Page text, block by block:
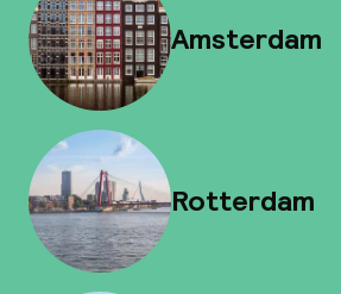
Amsterdam
Rotterdam